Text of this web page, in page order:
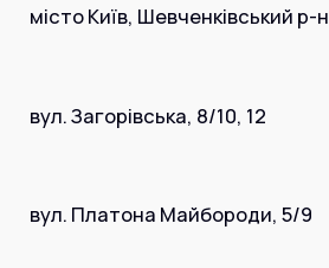
Загальні запитання:
Технічна підтримка:
місто Київ, Шевченківський р-н
вул. Загорівська, 8/10, 12
вул. Платона Майбороди, 5/9